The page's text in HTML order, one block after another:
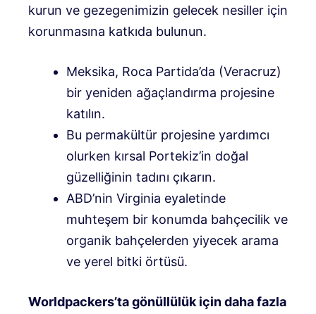
kurun ve gezegenimizin gelecek nesiller için
korunmasına katkıda bulunun.
Meksika, Roca Partida’da (Veracruz)
bir yeniden ağaçlandırma projesine
katılın.
Bu permakültür projesine yardımcı
olurken kırsal Portekiz’in doğal
güzelliğinin tadını çıkarın.
ABD’nin Virginia eyaletinde
muhteşem bir konumda bahçecilik ve
organik bahçelerden yiyecek arama
ve yerel bitki örtüsü.
Worldpackers’ta gönüllülük için daha fazla